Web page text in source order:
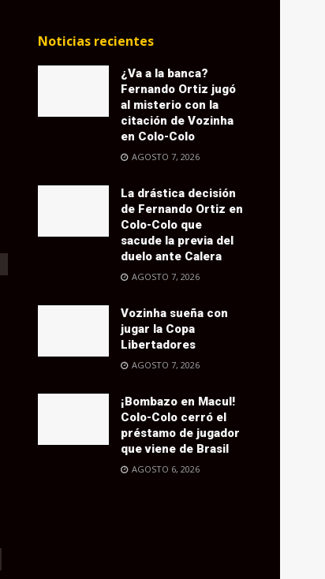
Noticias recientes
¿Va a la banca?
Fernando Ortiz jugó
al misterio con la
citación de Vozinha
en Colo-Colo
AGOSTO 7, 2026
La drástica decisión
de Fernando Ortiz en
Colo-Colo que
sacude la previa del
duelo ante Calera
AGOSTO 7, 2026
Vozinha sueña con
jugar la Copa
Libertadores
AGOSTO 7, 2026
¡Bombazo en Macul!
Colo-Colo cerró el
préstamo de jugador
que viene de Brasil
AGOSTO 6, 2026